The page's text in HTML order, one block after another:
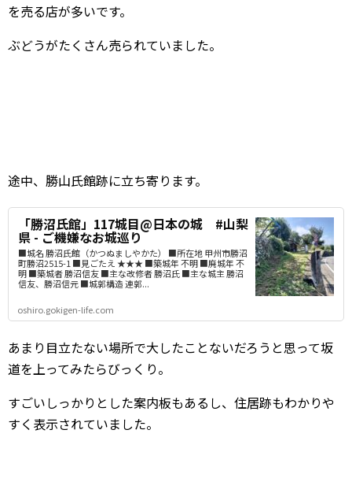
を売る店が多いです。
ぶどうがたくさん売られていました。
途中、勝山氏館跡に立ち寄ります。
「勝沼氏館」117城目@日本の城 #山梨
県 - ご機嫌なお城巡り
■城名 勝沼氏館（かつぬましやかた） ■所在地 甲州市勝沼
町勝沼2515-1 ■見ごたえ ★★★ ■築城年 不明 ■廃城年 不
明 ■築城者 勝沼信友 ■主な改修者 勝沼氏 ■主な城主 勝沼
信友、勝沼信元 ■城郭構造 連郭...
oshiro.gokigen-life.com
あまり目立たない場所で大したことないだろうと思って坂
道を上ってみたらびっくり。
すごいしっかりとした案内板もあるし、住居跡もわかりや
すく表示されていました。